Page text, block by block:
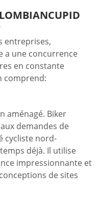
entreprises,
a une concurrence
en constante
comprend:
aménagé. Biker
demandes de
cycliste nord-
déjà. Il utilise
impressionnante et
de sites